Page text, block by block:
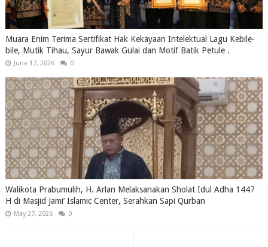
Muara Enim Terima Sertifikat Hak Kekayaan Intelektual Lagu Kebile-
bile, Mutik Tihau, Sayur Bawak Gulai dan Motif Batik Petule .
June 17, 2026 0
Walikota Prabumulih, H. Arlan Melaksanakan Sholat Idul Adha 1447
H di Masjid Jami’ Islamic Center, Serahkan Sapi Qurban
May 27, 2026 0